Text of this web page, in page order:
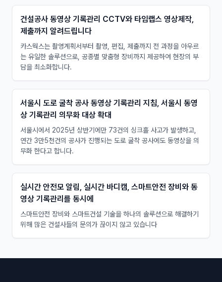
건설공사 동영상 기록관리 CCTV와 타임랩스 영상제작,
제출까지 알려드립니다
카스웍스는 촬영계획서부터 촬영, 편집, 제출까지 전 과정을 아우르
는 유일한 솔루션으로, 공종별 맞춤형 장비까지 제공하여 현장의 부
담을 최소화합니다.
서울시 도로 굴착 공사 동영상 기록관리 지침, 서울시 동영
상 기록관리 의무화 대상 확대
서울시에서 2025년 상반기에만 73건의 싱크홀 사고가 발생하고,
연간 3만5천건의 공사가 진행되는 도로 굴착 공사에도 동영상을 의
무화 한다고 합니다.
실시간 안전모 알림, 실시간 바디캠, 스마트안전 장비와 동
영상 기록관리를 동시에
스마트안전 장비와 스마트건설 기술을 하나의 솔루션으로 해결하기
위해 많은 건설사들의 문의가 끊이지 않고 있습니다